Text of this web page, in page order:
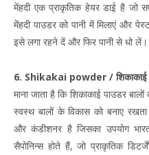
मेंहदी एक प्राकृतिक हेयर डाई है जो
मेंहदी पाउडर को पानी में मिलाएं और
इसे लगा रहने दें और फिर पानी से धो लें।
6. Shikakai powder / शिकाकाई
माना जाता है कि शिकाकाई पाउडर
स्वस्थ बालों के विकास को बनाए
और कंडीशनर है जिसका उपयोग
सैपोनिन्स होते हैं, जो प्राकृतिक